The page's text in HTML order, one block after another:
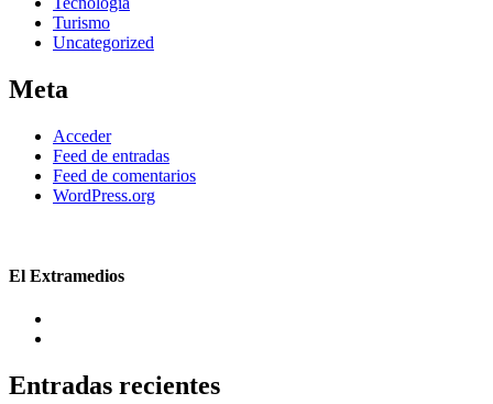
Turismo
Uncategorized
Meta
Acceder
Feed de entradas
Feed de comentarios
WordPress.org
El Extramedios
Entradas recientes